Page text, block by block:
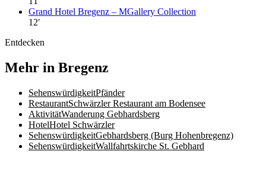
Grand Hotel Bregenz – MGallery Collection
12′
Entdecken
Mehr in Bregenz
SehenswürdigkeitPfänder
RestaurantSchwärzler Restaurant am Bodensee
AktivitätWanderung Gebhardsberg
HotelHotel Schwärzler
SehenswürdigkeitGebhardsberg (Burg Hohenbregenz)
SehenswürdigkeitWallfahrtskirche St. Gebhard